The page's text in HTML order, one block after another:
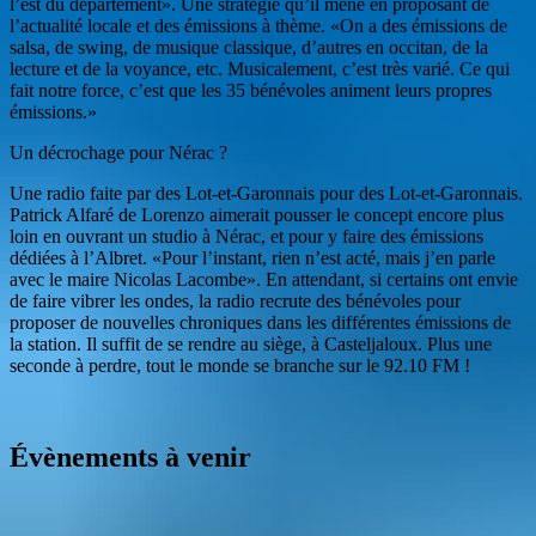
l’actualité locale et des émissions à thème. «On a des émissions de
salsa, de swing, de musique classique, d’autres en occitan, de la
lecture et de la voyance, etc. Musicalement, c’est très varié. Ce qui
fait notre force, c’est que les 35 bénévoles animent leurs propres
émissions.»
Un décrochage pour Nérac ?
Une radio faite par des Lot-et-Garonnais pour des Lot-et-Garonnais.
Patrick Alfaré de Lorenzo aimerait pousser le concept encore plus
loin en ouvrant un studio à Nérac, et pour y faire des émissions
dédiées à l’Albret. «Pour l’instant, rien n’est acté, mais j’en parle
avec le maire Nicolas Lacombe». En attendant, si certains ont envie
de faire vibrer les ondes, la radio recrute des bénévoles pour
proposer de nouvelles chroniques dans les différentes émissions de
la station. Il suffit de se rendre au siège, à Casteljaloux. Plus une
seconde à perdre, tout le monde se branche sur le 92.10 FM !
Évènements à venir